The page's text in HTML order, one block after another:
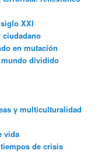
XXI
ciudadano
en mutación
mundo dividido
y multiculturalidad
vida
de crisis